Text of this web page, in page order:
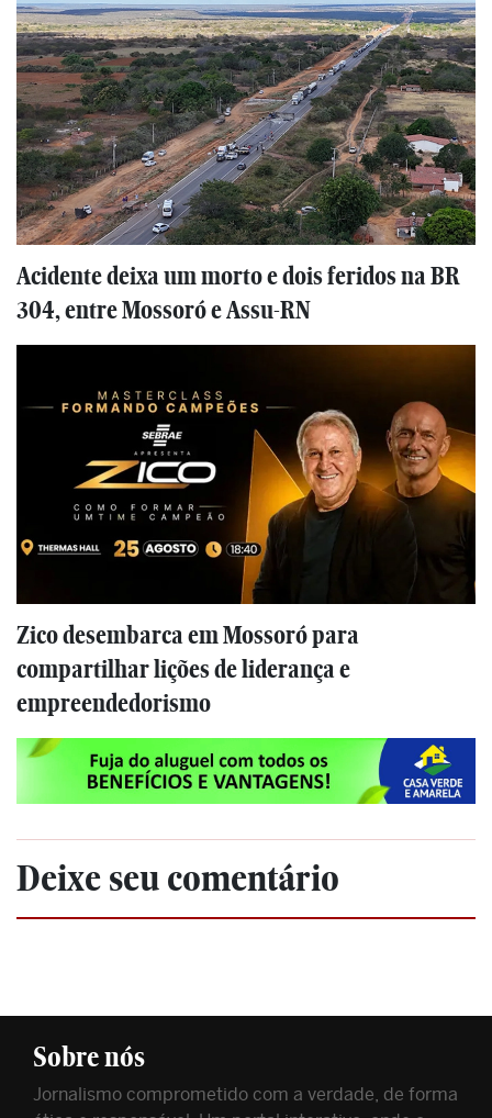
Acidente deixa um morto e dois feridos na BR
304, entre Mossoró e Assu-RN
Zico desembarca em Mossoró para
compartilhar lições de liderança e
empreendedorismo
Deixe seu comentário
Sobre nós
Jornalismo comprometido com a verdade, de forma